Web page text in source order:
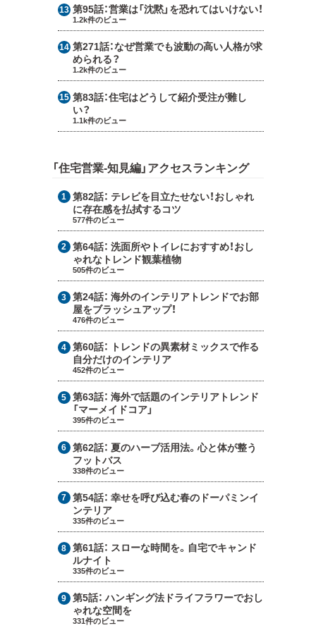
第95話：営業は「沈黙」を恐れてはいけない！
1.2k件のビュー
第271話：なぜ営業でも波動の高い人格が求
められる？
1.2k件のビュー
第83話：住宅はどうして紹介受注が難し
い？
1.1k件のビュー
「住宅営業-知見編」アクセスランキング
第82話： テレビを目立たせない！おしゃれ
に存在感を払拭するコツ
577件のビュー
第64話：洗面所やトイレにおすすめ！おし
ゃれなトレンド観葉植物
505件のビュー
第24話：海外のインテリアトレンドでお部
屋をブラッシュアップ！
476件のビュー
第60話： トレンドの異素材ミックスで作る
自分だけのインテリア
452件のビュー
第63話：海外で話題のインテリアトレンド
「マーメイドコア」
395件のビュー
第62話：夏のハーブ活用法。心と体が整う
フットバス
338件のビュー
第54話：幸せを呼び込む春のドーパミンイ
ンテリア
335件のビュー
第61話： スローな時間を。自宅でキャンド
ルナイト
335件のビュー
第5話：ハンギング法ドライフラワーでおし
ゃれな空間を
331件のビュー